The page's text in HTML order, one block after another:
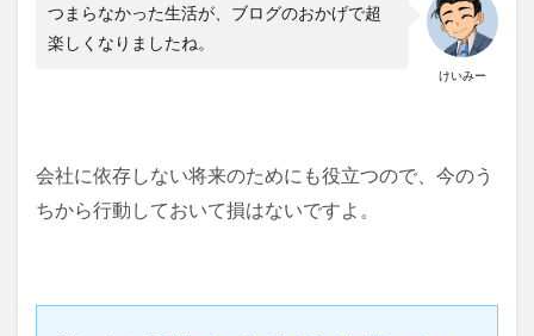
けいみー
つまらなかった生活が、ブログのおかげで超
楽しくなりましたね。
会社に依存しない将来のためにも役立つので、今のう
ちから行動しておいて損はないですよ。